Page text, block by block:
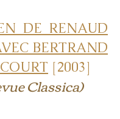
DE RENAUD
BERTRAND
[2003]
Classica)